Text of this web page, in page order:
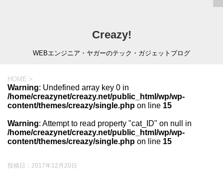
Creazy!
WEBエンジニア・ヤガーのテック・ガジェットブログ
HOME >
Warning: Undefined array key 0 in
/home/creazynet/creazy.net/public_html/wp/wp-
content/themes/creazy/single.php on line 15
Warning: Attempt to read property "cat_ID" on null in
/home/creazynet/creazy.net/public_html/wp/wp-
content/themes/creazy/single.php on line 15
投稿日： 2017年12月20日